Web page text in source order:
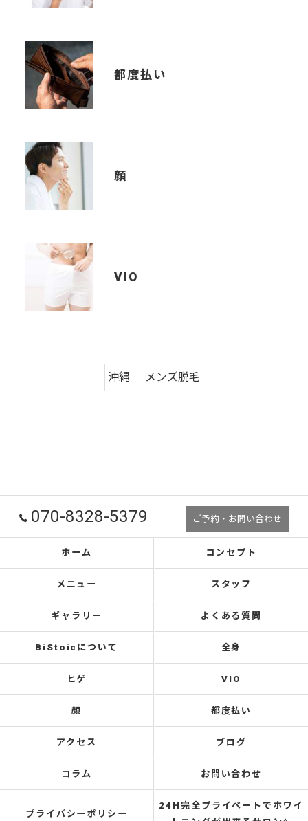
都度払い
顔
VIO
沖縄 メンズ脱毛
070-8328-5379 ご予約・お問い合わせ
ホーム コンセプト
メニュー スタッフ
ギャラリー よくある質問
BiStoicについて 全身
ヒゲ VIO
顔 都度払い
アクセス ブログ
コラム お問い合わせ
プライバシーポリシー
24H完全プライベートでホワイ